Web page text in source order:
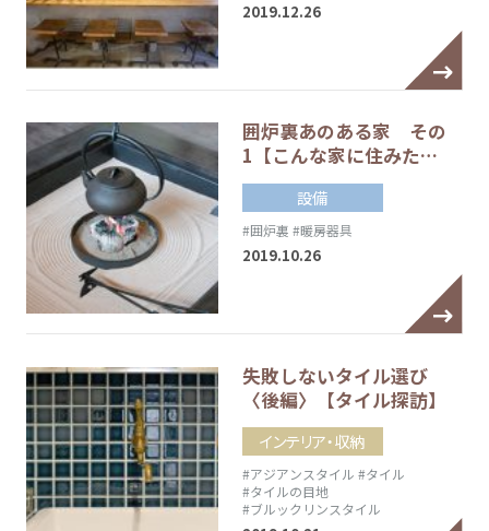
2019.12.26
囲炉裏あのある家 その
1【こんな家に住みた…
設備
#囲炉裏 #暖房器具
2019.10.26
失敗しないタイル選び
〈後編〉【タイル探訪】
インテリア・収納
#アジアンスタイル #タイル
#タイルの目地
#ブルックリンスタイル